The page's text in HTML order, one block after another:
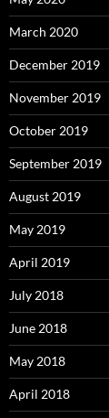
March 2020
December 2019
November 2019
October 2019
September 2019
August 2019
May 2019
April 2019
July 2018
June 2018
May 2018
April 2018